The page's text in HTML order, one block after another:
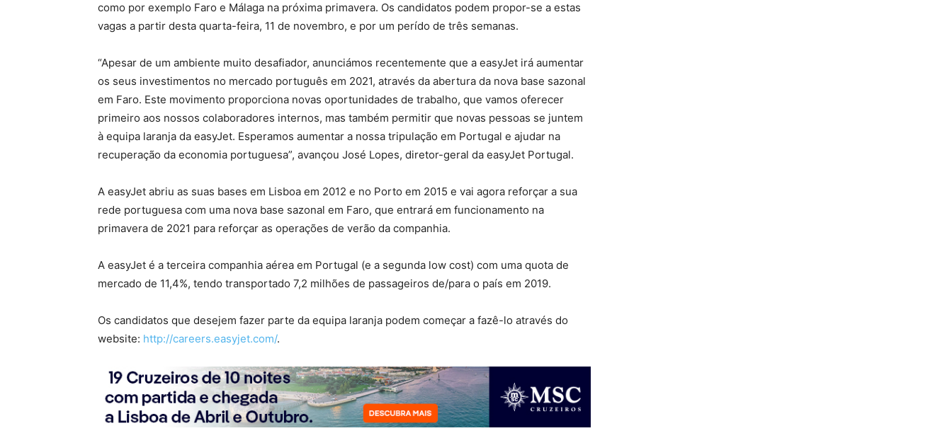
como por exemplo Faro e Málaga na próxima primavera. Os candidatos podem propor-se a estas
vagas a partir desta quarta-feira, 11 de novembro, e por um perído de três semanas.
“Apesar de um ambiente muito desafiador, anunciámos recentemente que a easyJet irá aumentar
os seus investimentos no mercado português em 2021, através da abertura da nova base sazonal
em Faro. Este movimento proporciona novas oportunidades de trabalho, que vamos oferecer
primeiro aos nossos colaboradores internos, mas também permitir que novas pessoas se juntem
à equipa laranja da easyJet. Esperamos aumentar a nossa tripulação em Portugal e ajudar na
recuperação da economia portuguesa”, avançou José Lopes, diretor-geral da easyJet Portugal.
A easyJet abriu as suas bases em Lisboa em 2012 e no Porto em 2015 e vai agora reforçar a sua
rede portuguesa com uma nova base sazonal em Faro, que entrará em funcionamento na
primavera de 2021 para reforçar as operações de verão da companhia.
A easyJet é a terceira companhia aérea em Portugal (e a segunda low cost) com uma quota de
mercado de 11,4%, tendo transportado 7,2 milhões de passageiros de/para o país em 2019.
Os candidatos que desejem fazer parte da equipa laranja podem começar a fazê-lo através do
website: http://careers.easyjet.com/.